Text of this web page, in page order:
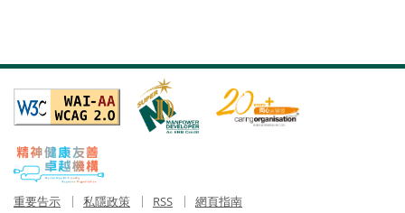
重要告示 私隱政策 RSS
網頁指南